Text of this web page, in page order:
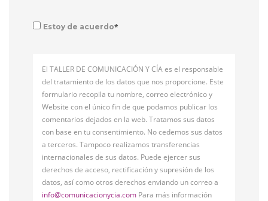
Estoy de acuerdo*
El TALLER DE COMUNICACIÓN Y CÍA es el responsable
del tratamiento de los datos que nos proporcione. Este
formulario recopila tu nombre, correo electrónico y
Website con el único fin de que podamos publicar los
comentarios dejados en la web. Tratamos sus datos
con base en tu consentimiento. No cedemos sus datos
a terceros. Tampoco realizamos transferencias
internacionales de sus datos. Puede ejercer sus
derechos de acceso, rectificación y supresión de los
datos, así como otros derechos enviando un correo a
info@comunicacionycia.com Para más información